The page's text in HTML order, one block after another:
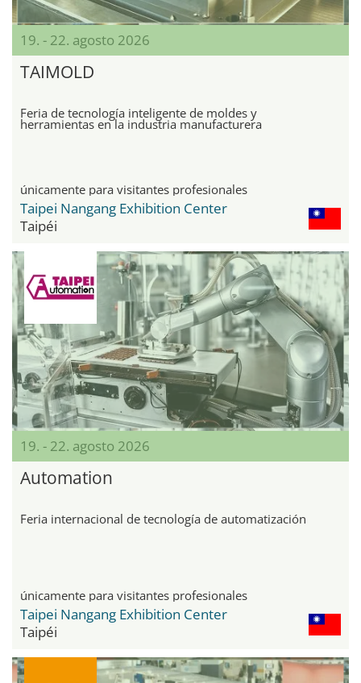
19. - 22. agosto 2026
TAIMOLD
Feria de tecnología inteligente de moldes y
herramientas en la industria manufacturera
únicamente para visitantes profesionales
Taipei Nangang Exhibition Center
Taipéi
19. - 22. agosto 2026
Automation
Feria internacional de tecnología de automatización
únicamente para visitantes profesionales
Taipei Nangang Exhibition Center
Taipéi